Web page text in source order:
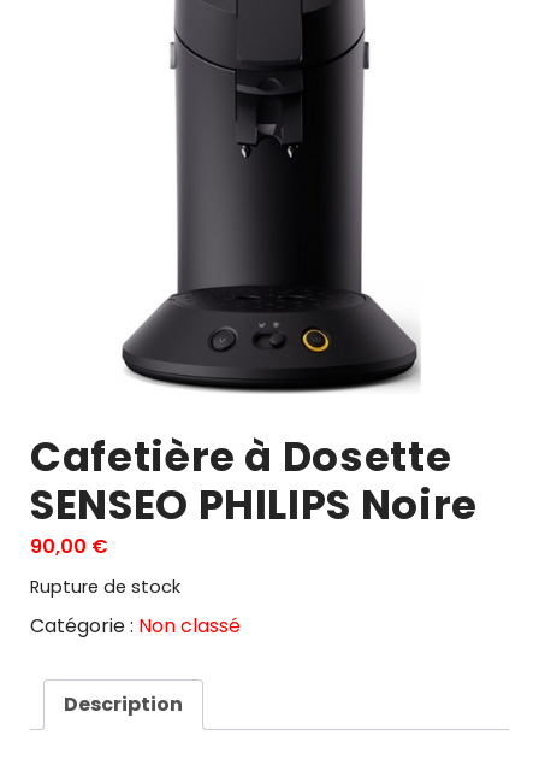
Cafetière à Dosette
SENSEO PHILIPS Noire
90,00 €
Rupture de stock
Catégorie : Non classé
Description